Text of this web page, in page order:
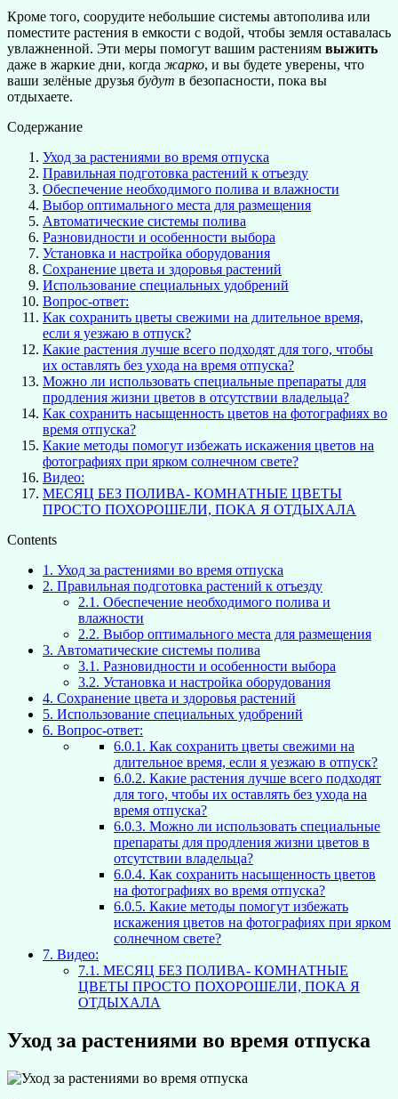
Кроме того, соорудите небольшие системы автополива или
поместите растения в емкости с водой, чтобы земля оставалась
увлажненной. Эти меры помогут вашим растениям выжить
даже в жаркие дни, когда жарко, и вы будете уверены, что
ваши зелёные друзья будут в безопасности, пока вы
отдыхаете.
Содержание
Уход за растениями во время отпуска
Правильная подготовка растений к отъезду
Обеспечение необходимого полива и влажности
Выбор оптимального места для размещения
Автоматические системы полива
Разновидности и особенности выбора
Установка и настройка оборудования
Сохранение цвета и здоровья растений
Использование специальных удобрений
Вопрос-ответ:
Как сохранить цветы свежими на длительное время,
если я уезжаю в отпуск?
Какие растения лучше всего подходят для того, чтобы
их оставлять без ухода на время отпуска?
Можно ли использовать специальные препараты для
продления жизни цветов в отсутствии владельца?
Как сохранить насыщенность цветов на фотографиях во
время отпуска?
Какие методы помогут избежать искажения цветов на
фотографиях при ярком солнечном свете?
Видео:
МЕСЯЦ БЕЗ ПОЛИВА- КОМНАТНЫЕ ЦВЕТЫ
ПРОСТО ПОХОРОШЕЛИ, ПОКА Я ОТДЫХАЛА
Contents
1. Уход за растениями во время отпуска
2. Правильная подготовка растений к отъезду
2.1. Обеспечение необходимого полива и
влажности
2.2. Выбор оптимального места для размещения
3. Автоматические системы полива
3.1. Разновидности и особенности выбора
3.2. Установка и настройка оборудования
4. Сохранение цвета и здоровья растений
5. Использование специальных удобрений
6. Вопрос-ответ:
6.0.1. Как сохранить цветы свежими на
длительное время, если я уезжаю в отпуск?
6.0.2. Какие растения лучше всего подходят
для того, чтобы их оставлять без ухода на
время отпуска?
6.0.3. Можно ли использовать специальные
препараты для продления жизни цветов в
отсутствии владельца?
6.0.4. Как сохранить насыщенность цветов
на фотографиях во время отпуска?
6.0.5. Какие методы помогут избежать
искажения цветов на фотографиях при ярком
солнечном свете?
7. Видео:
7.1. МЕСЯЦ БЕЗ ПОЛИВА- КОМНАТНЫЕ
ЦВЕТЫ ПРОСТО ПОХОРОШЕЛИ, ПОКА Я
ОТДЫХАЛА
Уход за растениями во время отпуска